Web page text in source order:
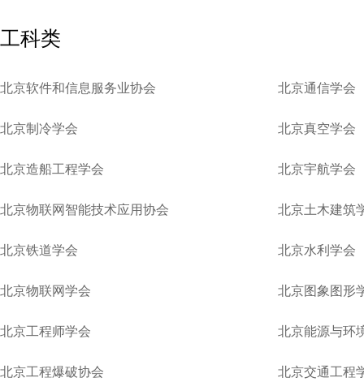
工科类
北京软件和信息服务业协会 北京通信学会
北京制冷学会 北京真空学会
北京造船工程学会 北京宇航学会
北京物联网智能技术应用协会 北京土木建筑
​北京铁道学会 北京水利学会
北京物联网学会 北京图象图形
北京工程师学会 北京能源与环
北京工程爆破协会 北京交通工程